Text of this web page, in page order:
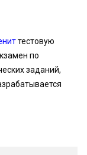
тестовую
по
заданий,